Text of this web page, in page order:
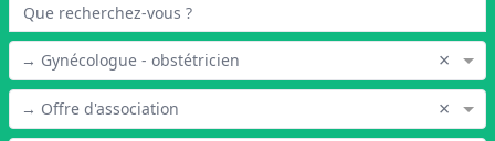
→ Gynécologue - obstétricien ×
→ Offre d'association ×